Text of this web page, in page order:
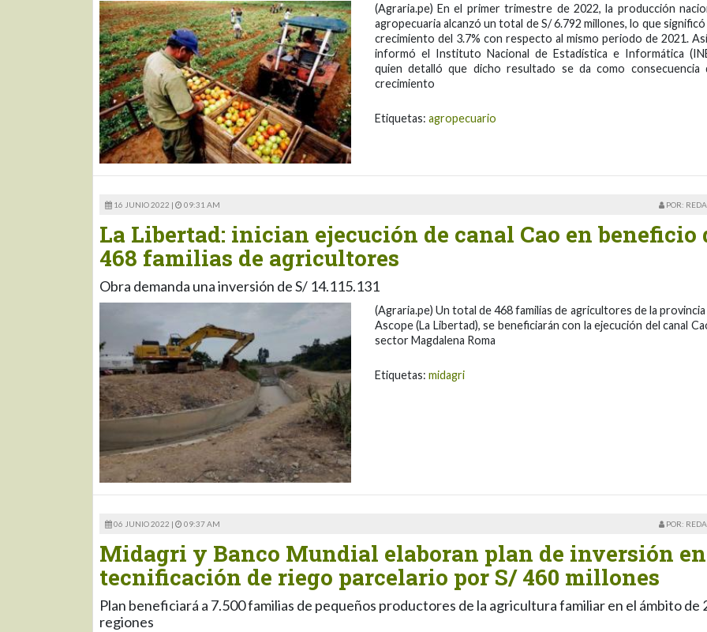
(Agraria.pe) En el primer trimestre de 2022, la producción
agropecuaria alcanzó un total de S/ 6.792 millones, lo que significó
crecimiento del 3.7% con respecto al mismo periodo de 2021.
informó el Instituto Nacional de Estadística e Informática
quien detalló que dicho resultado se da como consecuencia
crecimiento
Etiquetas: agropecuario
16 JUNIO 2022 | 09:31 AM POR:
La Libertad: inician ejecución de canal Cao en beneficio
468 familias de agricultores
Obra demanda una inversión de S/ 14.115.131
(Agraria.pe) Un total de 468 familias de agricultores de la
Ascope (La Libertad), se beneficiarán con la ejecución del canal
sector Magdalena Roma
Etiquetas: midagri
06 JUNIO 2022 | 09:37 AM POR:
Midagri y Banco Mundial elaboran plan de inversión en
tecnificación de riego parcelario por S/ 460 millones
Plan beneficiará a 7.500 familias de pequeños productores de la agricultura familiar en el ámbito de
regiones